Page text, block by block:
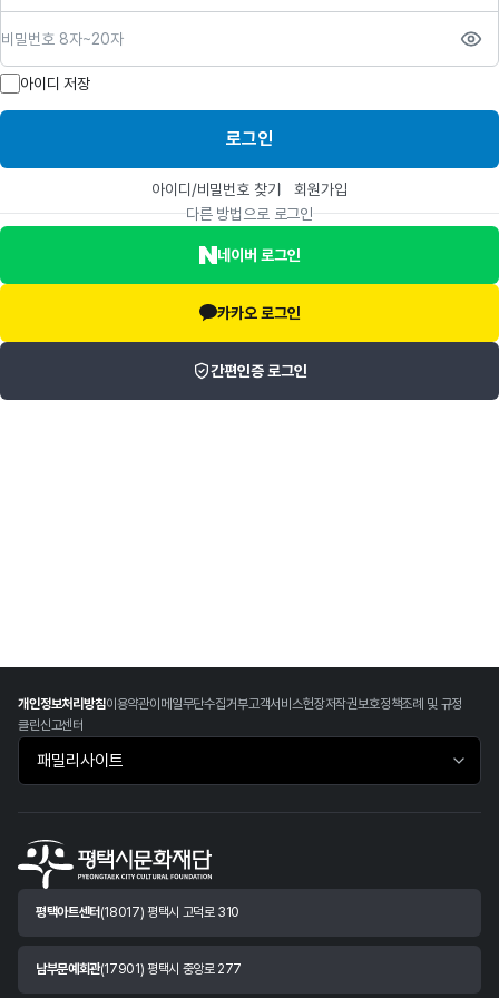
아이디 저장
로그인
아이디/비밀번호 찾기
회원가입
다른 방법으로 로그인
네이버 로그인
카카오 로그인
간편인증 로그인
개인정보처리방침이용약관이메일무단수집거부고객서비스헌장저작권보호정책조례 및 규정
클린신고센터
패밀리사이트 바로가기
평택아트센터 (18017) 평택시 고덕로 310
남부문예회관(17901) 평택시 중앙로 277